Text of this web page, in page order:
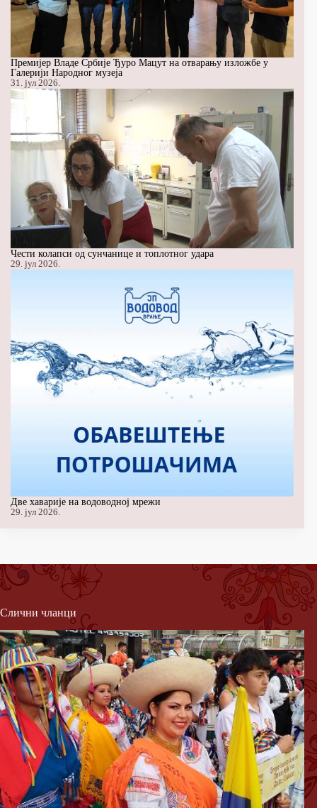
Премијер Владе Србије Ђуро Мацут на отварању изложбе у
Галерији Народног музеја
31. јул 2026.
Чести колапси од сунчанице и топлотног удара
29. јул 2026.
Две хаварије на водоводној мрежи
29. јул 2026.
Слични чланци